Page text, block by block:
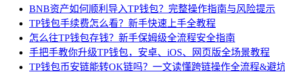
BNB资产如何顺利导入TP钱包？完整操作指南与风险提示
TP钱包手续费怎么看？新手快速上手全教程
怎么往TP钱包存钱？新手保姆级全流程安全指南
手把手教你升级TP钱包，安卓、iOS、网页版全场景教程
TP钱包币安链能转OK链吗？一文读懂跨链操作全流程&避